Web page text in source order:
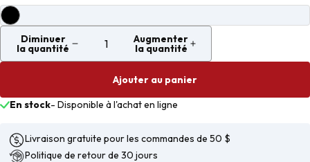
Diminuer
la quantité
Augmenter
la quantité
Ajouter au panier
En stock- Disponible à l'achat en ligne
Livraison gratuite pour les commandes de 50 $
Politique de retour de 30 jours